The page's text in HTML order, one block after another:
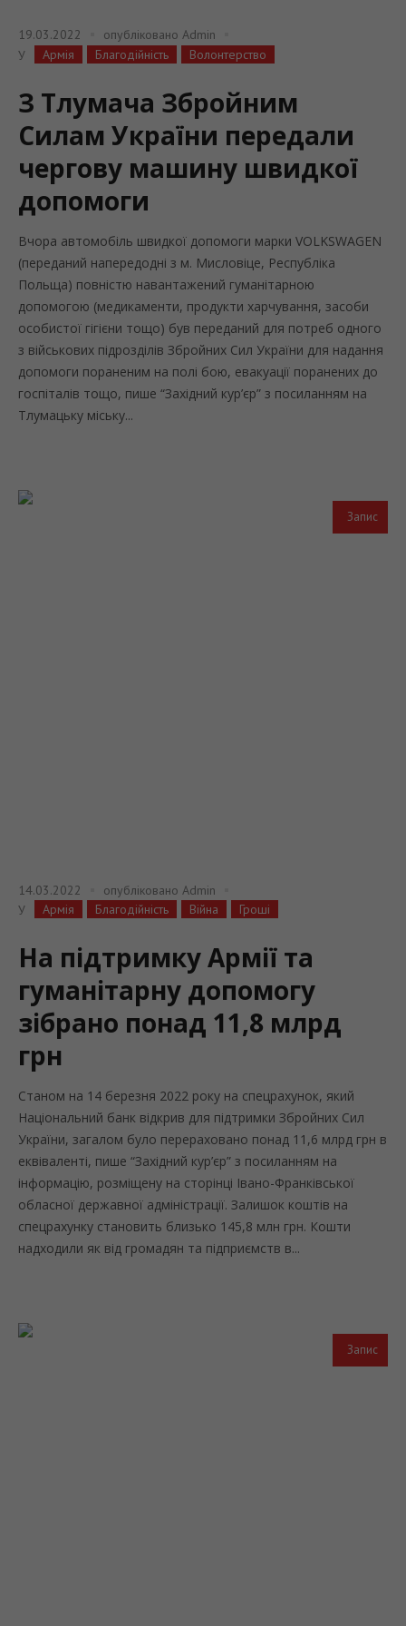
19.03.2022 опубліковано Admin
У
Армія Благодійність Волонтерство
З Тлумача Збройним
Силам України передали
чергову машину швидкої
допомоги
Вчора автомобіль швидкої допомоги марки VOLKSWAGEN
(переданий напередодні з м. Мисловіце, Республіка
Польща) повністю навантажений гуманітарною
допомогою (медикаменти, продукти харчування, засоби
особистої гігієни тощо) був переданий для потреб одного
з військових підрозділів Збройних Сил України для надання
допомоги пораненим на полі бою, евакуації поранених до
госпіталів тощо, пише “Західний кур’єр” з посиланням на
Тлумацьку міську...
Запис
14.03.2022 опубліковано Admin
У
Армія Благодійність Війна Гроші
На підтримку Армії та
гуманітарну допомогу
зібрано понад 11,8 млрд
грн
Станом на 14 березня 2022 року на спецрахунок, який
Національний банк відкрив для підтримки Збройних Сил
України, загалом було перераховано понад 11,6 млрд грн в
еквіваленті, пише “Західний кур’єр” з посиланням на
інформацію, розміщену на сторінці Івано-Франківської
обласної державної адміністрації. Залишок коштів на
спецрахунку становить близько 145,8 млн грн. Кошти
надходили як від громадян та підприємств в...
Запис